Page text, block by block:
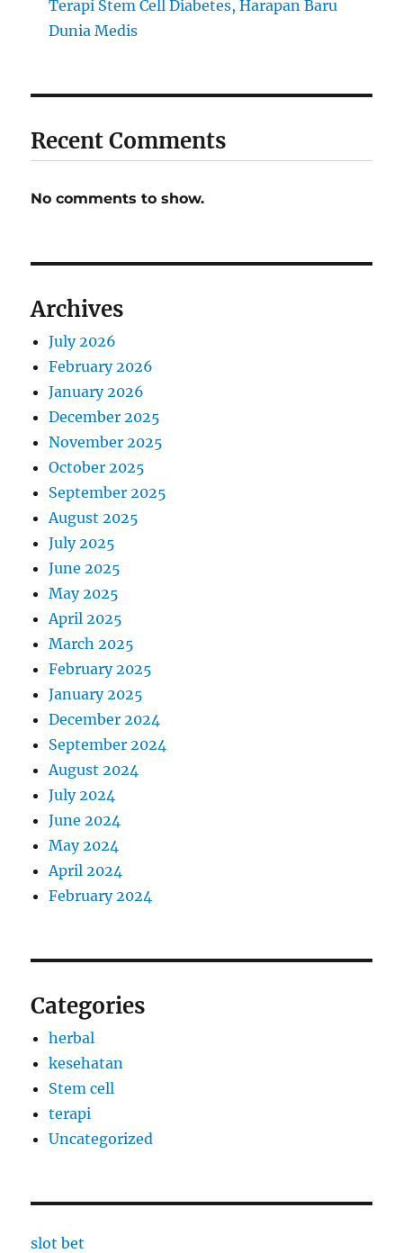
Terapi Stem Cell Diabetes, Harapan Baru
Dunia Medis
Recent Comments
No comments to show.
Archives
July 2026
February 2026
January 2026
December 2025
November 2025
October 2025
September 2025
August 2025
July 2025
June 2025
May 2025
April 2025
March 2025
February 2025
January 2025
December 2024
September 2024
August 2024
July 2024
June 2024
May 2024
April 2024
February 2024
Categories
herbal
kesehatan
Stem cell
terapi
Uncategorized
slot bet